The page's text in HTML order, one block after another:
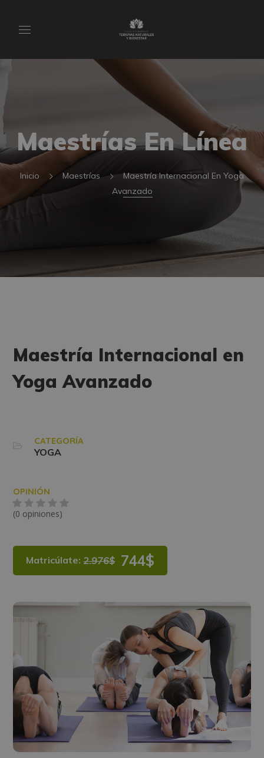
Maestrías En Línea
Inicio Maestrías
Maestría Internacional En Yoga
Avanzado
Maestría Internacional en
Yoga Avanzado
CATEGORÍA
YOGA
OPINIÓN
(0 opiniones)
Matricúlate:2.976$ 744$